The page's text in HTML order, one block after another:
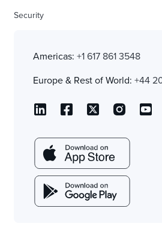
Security
Americas: +1 617 861 3548
Europe & Rest of World: +44